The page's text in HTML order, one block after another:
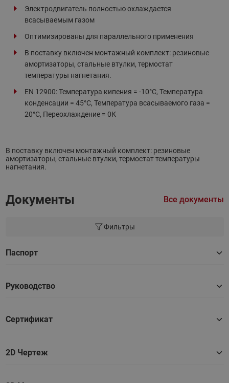
Электродвигатель полностью охлаждается
всасываемым газом
Оптимизированы для параллельного применения
В поставку включен монтажный комплект: резиновые
амортизаторы, стальные втулки, термостат
температуры нагнетания.
EN 12900: Температура кипения = -10°С, Температура
конденсации = 45°С, Температура всасываемого газа =
20°С, Переохлаждение = 0К
В поставку включен монтажный комплект: резиновые
амортизаторы, стальные втулки, термостат температуры
нагнетания.
Документы Все документы
Фильтры
Паспорт
Руководство
Сертификат
2D Чертеж